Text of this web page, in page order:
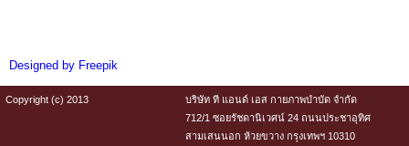
Designed by Freepik
Copyright (c) 2013
บริษัท ที แอนด์ เอส กายภาพบำบัด จำกัด
712/1 ซอยรัชดานิเวศน์ 24 ถนนประชาอุทิศ
สามเสนนอก ห้วยขวาง กรุงเทพฯ 10310